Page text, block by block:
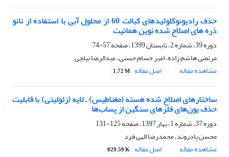
حذف رادیونوکلوئیدهای کبالت 60 از محلول آبی با استفاده از نانو
ذره های اصلاح شده نوین هماتیت
دوره 39، شماره 2، تابستان 1399، صفحه
57-74
مرتضی هاشم زاده، امیر حسام حسنی، عبدالرضا نیلچی
مشاهده مقاله
اصل مقاله 1.72 M
ساختارهای اصلاح شده هسته (مغناطیس) ـ لایه (زئولیتی) با قابلیت
حذف یون‌های فلزهای سنگین از پساب‌ها
دوره 37، شماره 1، بهار 1397، صفحه
125-131
محسن پادروند، محمدرضا الهی فرد
مشاهده مقاله
اصل مقاله 829.59 K